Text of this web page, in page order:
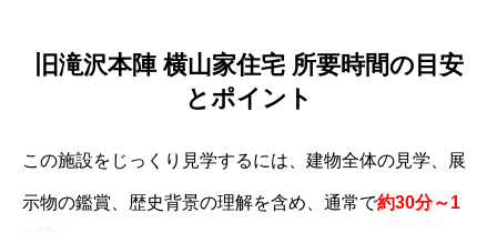
旧滝沢本陣 横山家住宅 所要時間の目安
とポイント
この施設をじっくり見学するには、建物全体の見学、展
示物の鑑賞、歴史背景の理解を含め、通常で約30分～1